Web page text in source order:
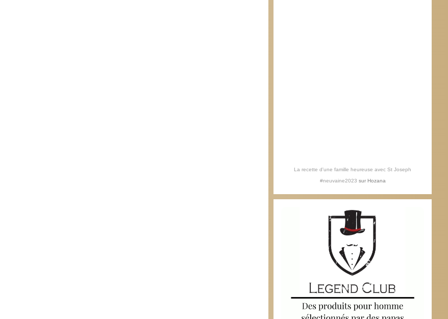
La recette d'une famille heureuse avec St Joseph
#neuvaine2023 sur Hozana